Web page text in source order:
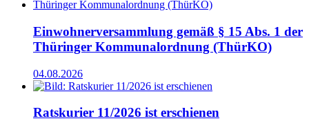
Einwohnerversammlung gemäß § 15 Abs. 1 der
Thüringer Kommunalordnung (ThürKO)
04.08.2026
Ratskurier 11/2026 ist erschienen